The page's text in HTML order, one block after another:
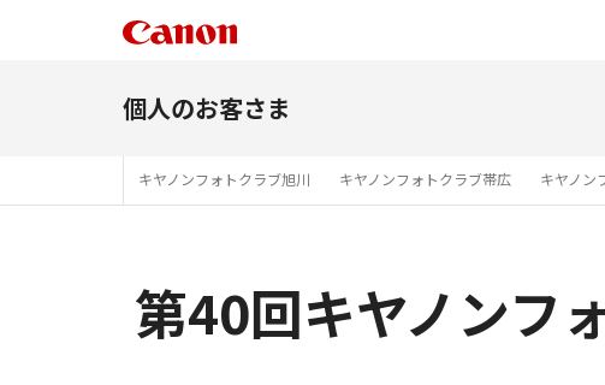
個人のお客さま
キヤノンフォトクラブ旭川 キヤノンフォトクラブ帯広 キヤノン
第40回キヤノンフ